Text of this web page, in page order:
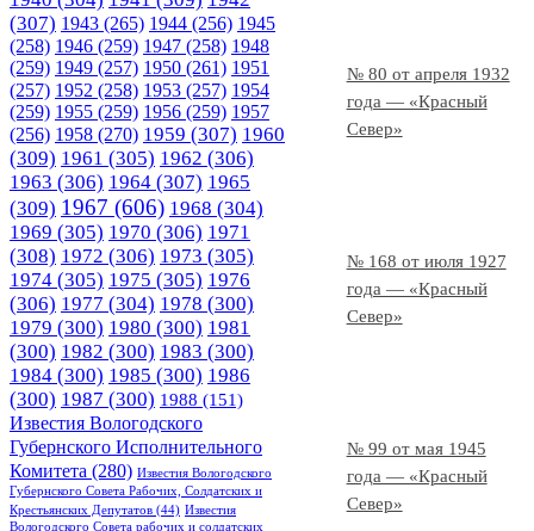
№ 80 от апреля 1932
года — «Красный
Север»
№ 168 от июля 1927
года — «Красный
Север»
№ 99 от мая 1945
года — «Красный
Север»
(307) 1943 (265) 1944 (256) 1945
(258) 1946 (259) 1947 (258) 1948
(259) 1949 (257) 1950 (261) 1951
(257) 1952 (258) 1953 (257) 1954
(259) 1955 (259) 1956 (259) 1957
(256) 1958 (270) 1959 (307) 1960
(309) 1961 (305) 1962 (306)
1963 (306) 1964 (307) 1965
(309) 1967 (606) 1968 (304)
1969 (305) 1970 (306) 1971
(308) 1972 (306) 1973 (305)
1974 (305) 1975 (305) 1976
(306) 1977 (304) 1978 (300)
1979 (300) 1980 (300) 1981
(300) 1982 (300) 1983 (300)
1984 (300) 1985 (300) 1986
(300) 1987 (300) 1988 (151)
Известия Вологодского
Губернского Исполнительного
Комитета (280) Известия Вологодского
Губернского Совета Рабочих, Солдатских и
Крестьянских Депутатов (44) Известия
Вологодского Совета рабочих и солдатских